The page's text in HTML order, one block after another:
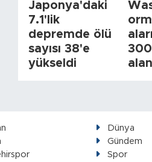
Japonya'daki
7.1'lik
depremde ölü
sayısı 38'e
yükseldi
Dünya
Gündem
Spor